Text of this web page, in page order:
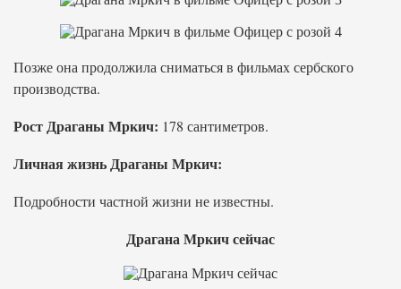
Позже она продолжила сниматься в фильмах сербского
производства.
Рост Драганы Мркич: 178 сантиметров.
Личная жизнь Драганы Мркич:
Подробности частной жизни не известны.
Драгана Мркич сейчас